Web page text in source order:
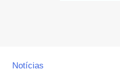
Notícias